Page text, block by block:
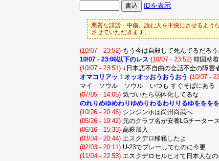
IDを表示
悪質な誹謗・中傷、読む人を不快にさせるよう
させていただきます。
(10/07 - 23:52) もう今は自殺して死んでるだろ
10/07 - 23:06以下のレス (10/07 - 23:52) 韓国粘
(10/07 - 23:51) ↓日本語不自由の会話不全の障害
オマコリアッ！オッオッおうおうおう (10/07 -
マイ ソウル ソウル いつも すぐそばにあ
(07/05 - 14:05) 気づいたら弱体化してるな
のれりめゆめわりゆめりわるわりりるゆををを
(10/26 - 20:46) シンジンホは尚州尚武へ
(05/26 - 19:42) 元のクラブ名が安養LGチーター
(06/16 - 15:33) 高萩加入
(03/04 - 20:44) エスクデロ移籍したよ
(02/03 - 20:11) U-23でプレーしてたのに今更
(11/04 - 22:53) エスクデロセルヒオて日本人な